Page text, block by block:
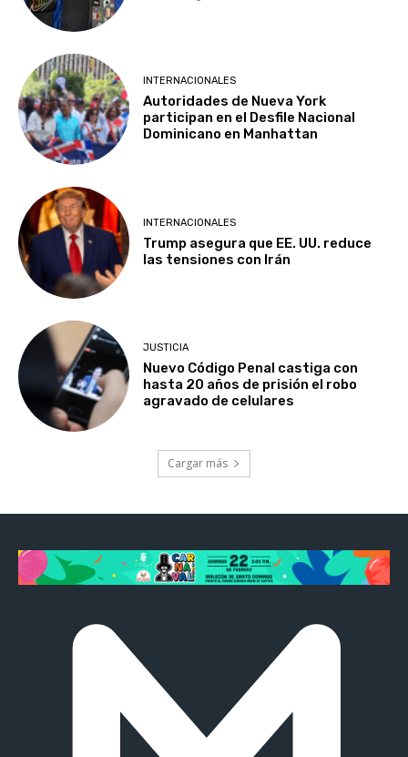
INTERNACIONALES
Autoridades de Nueva York
participan en el Desfile Nacional
Dominicano en Manhattan
INTERNACIONALES
Trump asegura que EE. UU. reduce
las tensiones con Irán
JUSTICIA
Nuevo Código Penal castiga con
hasta 20 años de prisión el robo
agravado de celulares
Cargar más